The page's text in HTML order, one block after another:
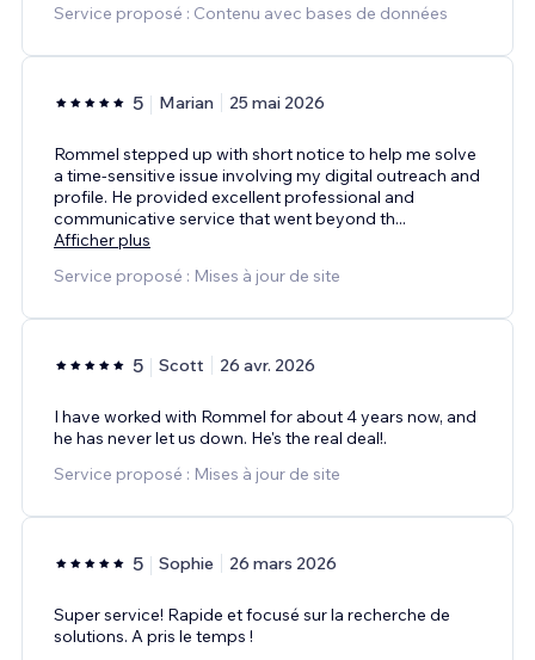
Service proposé : Contenu avec bases de données
5 Marian 25 mai 2026
Rommel stepped up with short notice to help me solve
a time-sensitive issue involving my digital outreach and
profile. He provided excellent professional and
communicative service that went beyond th...
Afficher plus
Service proposé : Mises à jour de site
5 Scott 26 avr. 2026
I have worked with Rommel for about 4 years now, and
he has never let us down. He's the real deal!.
Service proposé : Mises à jour de site
5 Sophie 26 mars 2026
Super service! Rapide et focusé sur la recherche de
solutions. A pris le temps !